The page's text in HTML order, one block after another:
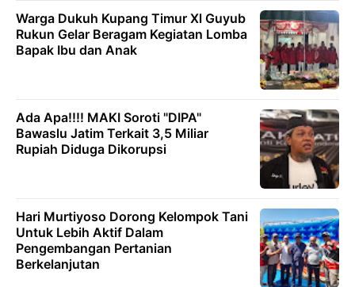
Warga Dukuh Kupang Timur Xl Guyub
Rukun Gelar Beragam Kegiatan Lomba
Bapak Ibu dan Anak
Ada Apa!!!! MAKI Soroti "DIPA"
Bawaslu Jatim Terkait 3,5 Miliar
Rupiah Diduga Dikorupsi
Hari Murtiyoso Dorong Kelompok Tani
Untuk Lebih Aktif Dalam
Pengembangan Pertanian
Berkelanjutan